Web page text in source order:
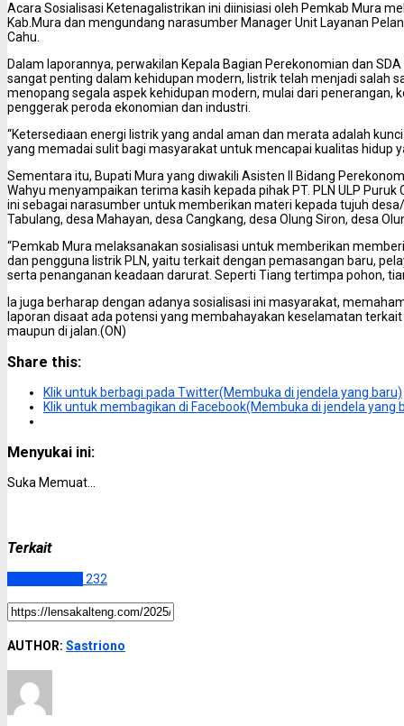
Acara Sosialisasi Ketenagalistrikan ini diinisiasi oleh Pemkab Mura
Kab.Mura dan mengundang narasumber Manager Unit Layanan
Cahu.
Dalam laporannya, perwakilan Kepala Bagian Perekonomian dan
sangat penting dalam kehidupan modern, listrik telah menjadi salah
menopang segala aspek kehidupan modern, mulai dari penerangan,
penggerak peroda ekonomian dan industri.
“Ketersediaan energi listrik yang andal aman dan merata adalah
yang memadai sulit bagi masyarakat untuk mencapai kualitas hidup
Sementara itu, Bupati Mura yang diwakili Asisten II Bidang
Wahyu menyampaikan terima kasih kepada pihak PT. PLN ULP
ini sebagai narasumber untuk memberikan materi kepada tujuh
Tabulang, desa Mahayan, desa Cangkang, desa Olung Siron, desa
“Pemkab Mura melaksanakan sosialisasi untuk memberikan
dan pengguna listrik PLN, yaitu terkait dengan pemasangan baru,
serta penanganan keadaan darurat. Seperti Tiang tertimpa pohon,
Ia juga berharap dengan adanya sosialisasi ini masyarakat,
laporan disaat ada potensi yang membahayakan keselamatan
maupun di jalan.(ON)
Share this:
Klik untuk berbagi pada Twitter(Membuka di jendela yang baru)
Klik untuk membagikan di Facebook(Membuka di jendela yang
Menyukai ini:
Suka Memuat...
Terkait
232
AUTHOR: Sastriono